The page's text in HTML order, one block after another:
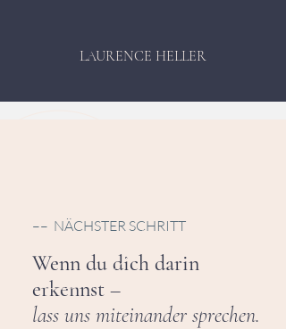
LAURENCE HELLER
–– NÄCHSTER SCHRITT
Wenn du dich darin
erkennst –
lass uns miteinander sprechen.